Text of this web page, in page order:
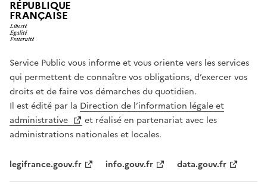
RÉPUBLIQUE
FRANÇAISE
Service Public vous informe et vous oriente vers les services
qui permettent de connaître vos obligations, d’exercer vos
droits et de faire vos démarches du quotidien.
Il est édité par la Direction de l’information légale et
administrative
et réalisé en partenariat avec les
administrations nationales et locales.
legifrance.gouv.fr info.gouv.fr data.gouv.fr